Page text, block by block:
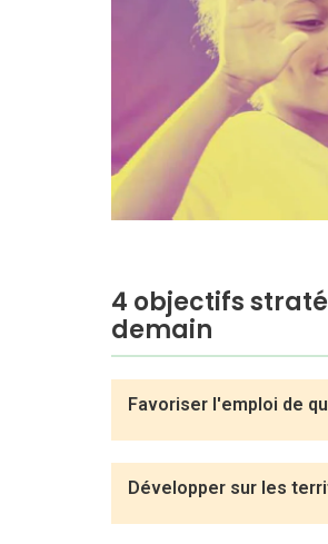
4 objectifs
demain
Favoriser l'emploi de
Développer sur les